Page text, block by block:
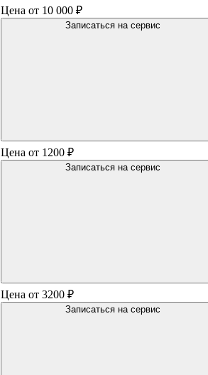
Цена от 10 000 ₽
Записаться на сервис
Цена от 1200 ₽
Записаться на сервис
Цена от 3200 ₽
Записаться на сервис